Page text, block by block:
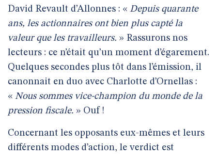
David Revault d’Allonnes : « Depuis quarante
ans, les actionnaires ont bien plus capté la
valeur que les travailleurs. » Rassurons nos
lecteurs : ce n’était qu’un moment d’égarement.
Quelques secondes plus tôt dans l’émission, il
canonnait en duo avec Charlotte d’Ornellas :
« Nous sommes vice-champion du monde de la
pression fiscale. » Ouf !
Concernant les opposants eux-mêmes et leurs
différents modes d’action, le verdict est